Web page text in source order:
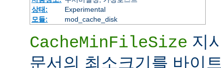
상태:
Experimental
모듈:
mod_cache_disk
CacheMinFileSize 지
문서의 최소크기를 바이